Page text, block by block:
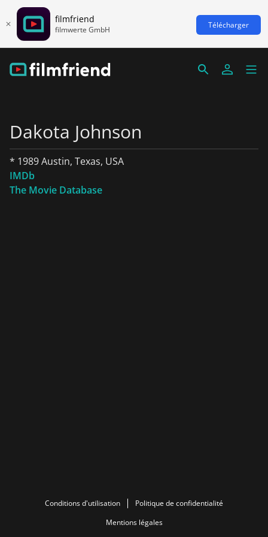
filmfriend
filmwerte GmbH Télécharger
Dakota Johnson
* 1989 Austin, Texas, USA
IMDb
The Movie Database
Conditions d'utilisation
Politique de confidentialité
Mentions légales